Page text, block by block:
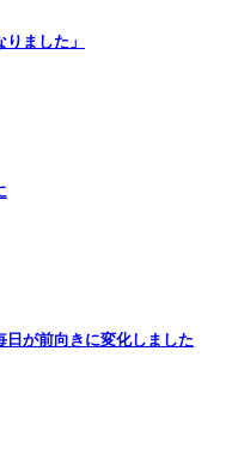
ました」
が前向きに変化しました